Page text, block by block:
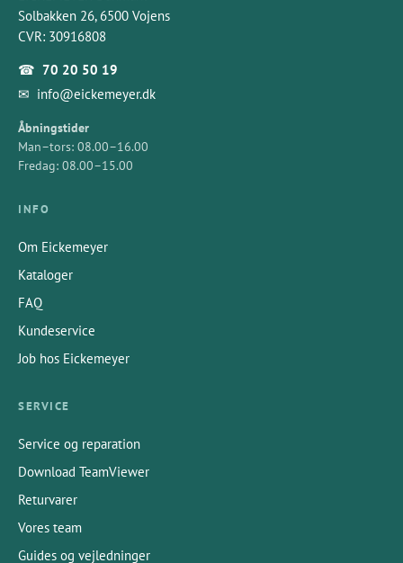
Solbakken 26, 6500 Vojens
CVR: 30916808
☎ 70 20 50 19
✉ info@eickemeyer.dk
Åbningstider
Man–tors: 08.00–16.00
Fredag: 08.00–15.00
INFO
Om Eickemeyer
Kataloger
FAQ
Kundeservice
Job hos Eickemeyer
SERVICE
Service og reparation
Download TeamViewer
Returvarer
Vores team
Guides og vejledninger